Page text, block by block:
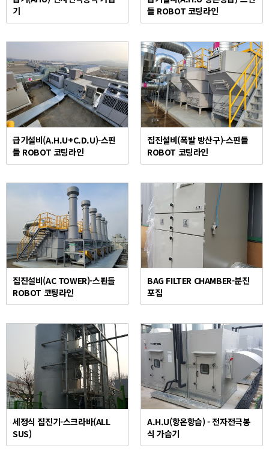
기
들 ROBOT 코팅라인
급기설비(A.H.U+C.D.U)-스핀
들 ROBOT 코팅라인
집진설비(폭발 방산구)-스핀들
ROBOT 코팅라인
집진설비(AC TOWER)-스핀들
ROBOT 코팅라인
BAG FILTER CHAMBER-분진
포집
세정식 집진기-스크라바(ALL
SUS)
A.H.U(항온항습) - 전자전극봉
식 가습기